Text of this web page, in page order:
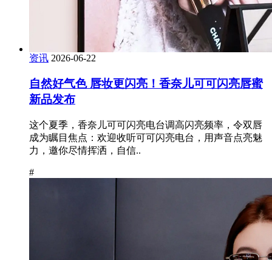
资讯 2026-06-22
自然好气色 唇妆更闪亮！香奈儿可可闪亮唇蜜
新品发布
这个夏季，香奈儿可可闪亮电台调高闪亮频率，令双唇
成为瞩目焦点：欢迎收听可可闪亮电台，用声音点亮魅
力，邀你尽情挥洒，自信..
#